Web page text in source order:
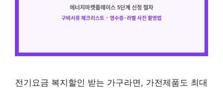
전기요금 복지할인 받는 가구라면, 가전제품도 최대